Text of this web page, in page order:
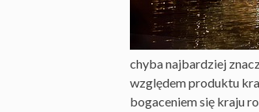
chyba najbardziej
względem produktu
bogaceniem się kraju